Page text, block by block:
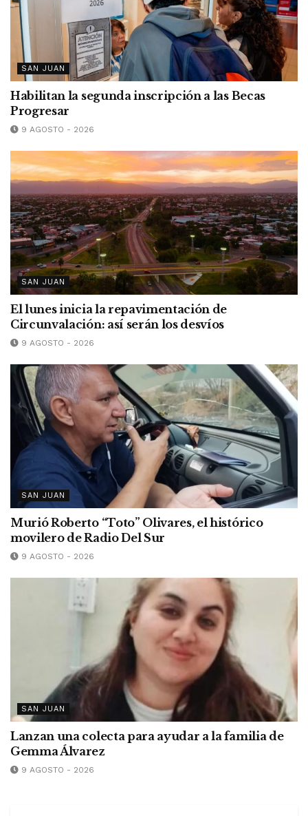
SAN JUAN
Habilitan la segunda inscripción a las Becas
Progresar
9 AGOSTO - 2026
SAN JUAN
El lunes inicia la repavimentación de
Circunvalación: así serán los desvíos
9 AGOSTO - 2026
SAN JUAN
Murió Roberto “Toto” Olivares, el histórico
movilero de Radio Del Sur
9 AGOSTO - 2026
SAN JUAN
Lanzan una colecta para ayudar a la familia de
Gemma Álvarez
9 AGOSTO - 2026